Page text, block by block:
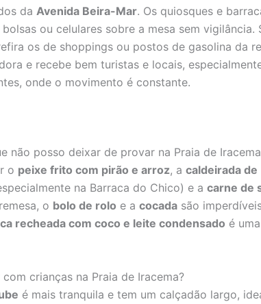
da Avenida Beira-Mar. Os quiosques e
ou celulares sobre a mesa sem vigilância.
os de shoppings ou postos de gasolina da
e recebe bem turistas e locais,
onde o movimento é constante.
não posso deixar de provar na Praia de
o peixe frito com pirão e arroz, a caldeirada de
na Barraca do Chico) e a carne de
o bolo de rolo e a cocada são
recheada com coco e leite condensado é uma
crianças na Praia de Iracema?
é mais tranquila e tem um calçadão largo,